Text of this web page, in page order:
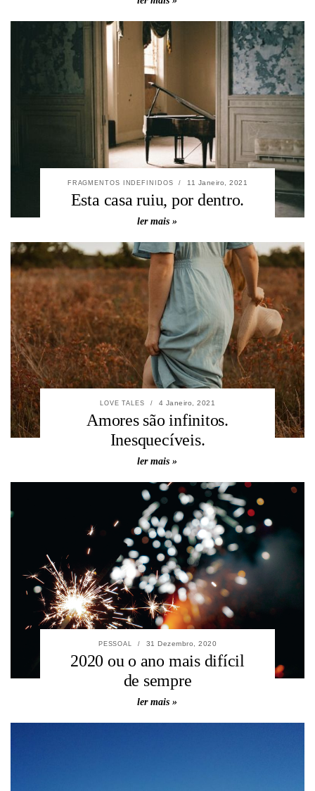
FRAGMENTOS INDEFINIDOS / 11 Janeiro, 2021
Esta casa ruiu, por dentro.
ler mais »
LOVE TALES / 4 Janeiro, 2021
Amores são infinitos.
Inesquecíveis.
ler mais »
PESSOAL / 31 Dezembro, 2020
2020 ou o ano mais difícil
de sempre
ler mais »